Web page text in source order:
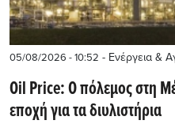
05/08/2026 - 10:52 - Ενέργεια &
Oil Price: Ο πόλεμος στη
εποχή για τα διυλιστήρια